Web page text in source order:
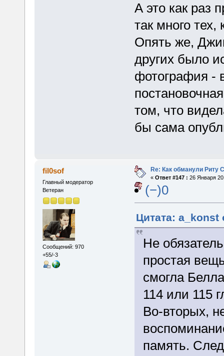
А это как раз
так много
Опять же,
других было
фотография -
том, что
бы сама
fil0sof
Главный модератор
Ветеран
Сообщений: 970
+55/-3
Re: Как обманули Риту
« Ответ #147 : 26 Января
(−)0
Цитата: a_konst
Не
простая
смогла
114 или 115
Во-вторых,
память.